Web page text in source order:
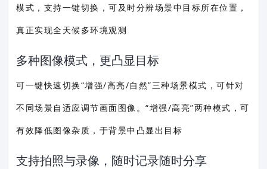
模式，支持一键切换，可及时分辨场景中目标所在位置，
真正实现全天候多环境观测
多种图像模式，更凸显目标
可一键快速切换“增强/高亮/自然”三种场景模式，可针对
不同场景自适应调节画面图像。“增强/高亮”两种模式，可
有效降低图像杂质，于背景中凸显出目标
支持拍照与录像，随时记录随时分享